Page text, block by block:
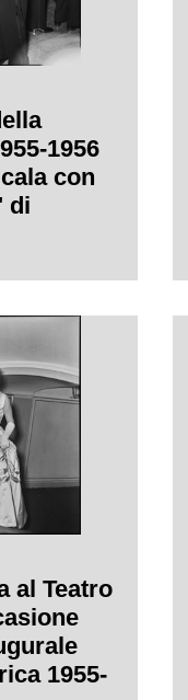
1956
con
di
con la
al Teatro
1955-